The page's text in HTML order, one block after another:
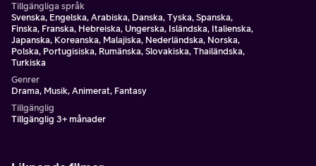
Tillgängliga språk
Svenska, Engelska, Arabiska, Danska, Tyska, Spanska,
Finska, Franska, Hebreiska, Ungerska, Isländska, Italienska,
Japanska, Koreanska, Malajiska, Nederländska, Norska,
Polska, Portugisiska, Rumänska, Slovakiska, Thailändska,
Turkiska
Genrer
Drama, Musik, Animerat, Fantasy
Tillgänglig
Tillgänglig 3+ månader